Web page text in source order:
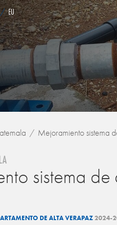
/ EU
Mejoramiento sistema
sistema
DE ALTA VERAPAZ2024-